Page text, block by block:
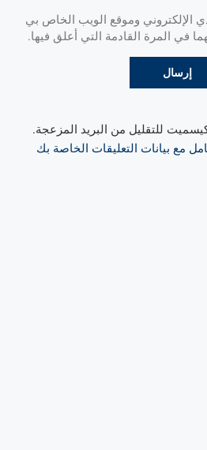
الإلكتروني وموقع الويب الخاص بي
في المرة القادمة التي أعلق فيها.
للتقليل من البريد المزعجة.
مع بيانات التعليقات الخاصة بك